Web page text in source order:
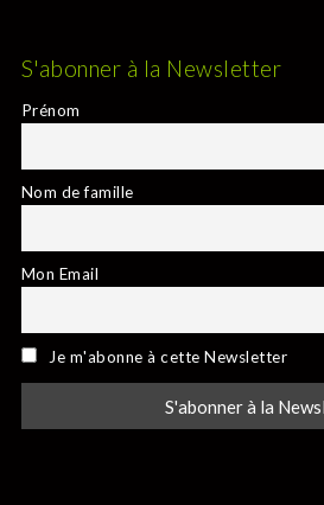
S'abonner à la Newsletter
Prénom
Nom de famille
Mon Email
Je m'abonne à cette Newsletter